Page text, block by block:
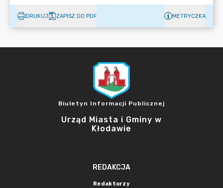
DRUKUJ ZAPISZ DO PDF METRYCZKA
Biuletyn Informacji Publicznej
Urząd Miasta i Gminy w
Kłodawie
REDAKCJA
Redaktorzy